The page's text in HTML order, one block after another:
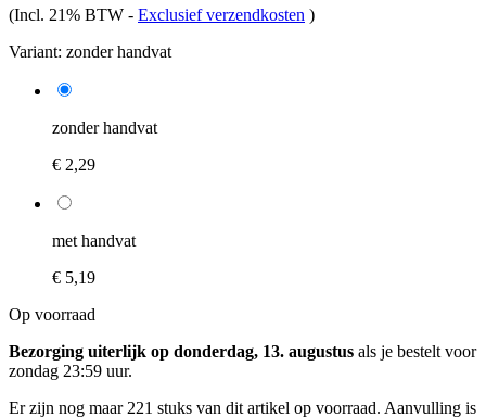
(Incl. 21% BTW - Exclusief verzendkosten )
Variant: zonder handvat
zonder handvat
€ 2,29
met handvat
€ 5,19
Op voorraad
Bezorging uiterlijk op donderdag, 13. augustus als je bestelt voor
zondag 23:59 uur.
Er zijn nog maar 221 stuks van dit artikel op voorraad. Aanvulling is